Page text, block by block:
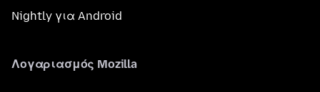
Nightly για Android
Λογαριασμός Mozilla